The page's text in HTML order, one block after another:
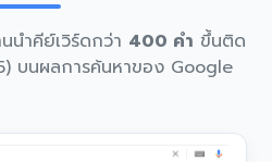
ำคีย์เวิร์ดกว่า 400 คำ ขึ้นติด
บนผลการค้นหาของ Google